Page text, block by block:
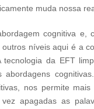
muda nossa
cognitiva e,
níveis aqui é a
da EFT
nos permite
apagadas as